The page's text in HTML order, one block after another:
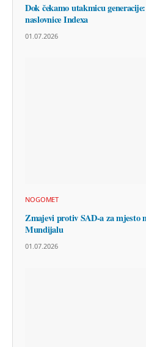
Dok čekamo utakmicu
naslovnice Indexa
01.07.2026
NOGOMET
Zmajevi protiv SAD-a za mjesto
Mundijalu
01.07.2026